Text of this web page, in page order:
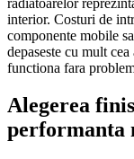
interior. Costuri de
componente mobile
depaseste cu mult
functiona fara
Alegerea
performanta